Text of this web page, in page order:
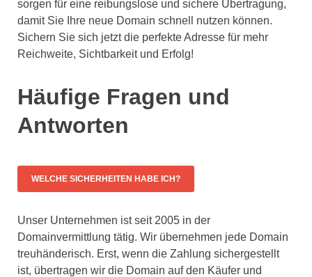
sorgen für eine reibungslose und sichere Übertragung,
damit Sie Ihre neue Domain schnell nutzen können.
Sichern Sie sich jetzt die perfekte Adresse für mehr
Reichweite, Sichtbarkeit und Erfolg!
Häufige Fragen und
Antworten
WELCHE SICHERHEITEN HABE ICH?
Unser Unternehmen ist seit 2005 in der
Domainvermittlung tätig. Wir übernehmen jede Domain
treuhänderisch. Erst, wenn die Zahlung sichergestellt
ist, übertragen wir die Domain auf den Käufer und